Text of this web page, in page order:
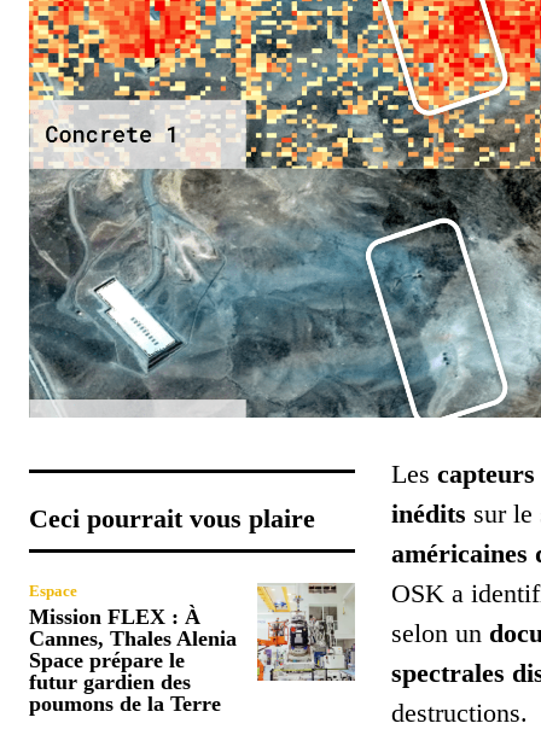
Ceci pourrait vous plaire
Espace
Mission FLEX : À
Cannes, Thales Alenia
Space prépare le
futur gardien des
poumons de la Terre
Les
inédits sur le
américaines
OSK a
selon un
spectrales
destructions.